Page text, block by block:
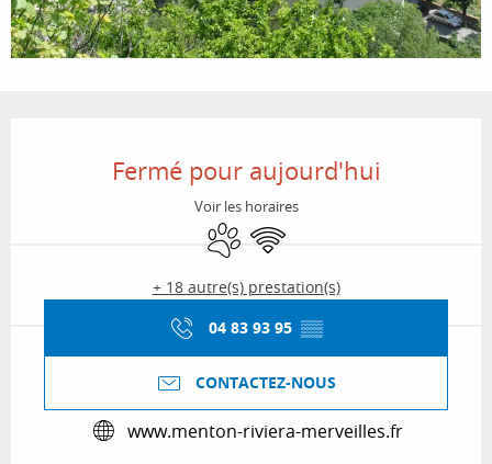
Fermé pour aujourd'hui
Voir les horaires
Animaux acceptés
WiFi
+ 18 autre(s) prestation(s)
04 83 93 95 ▒▒
CONTACTEZ-NOUS
www.menton-riviera-merveilles.fr